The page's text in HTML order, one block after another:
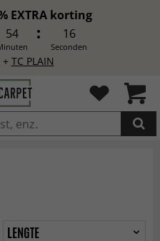
EXTRA korting
54 14
Seconden
+ TC PLAIN
GELEGD
LENGTE